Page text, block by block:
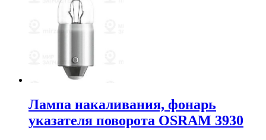
Лампа накаливания, фонарь
указателя поворота OSRAM 3930